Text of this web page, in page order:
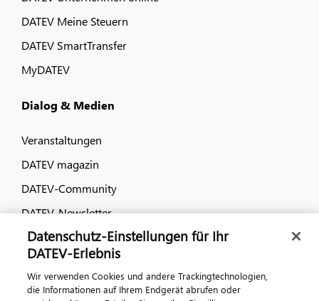
DATEV Meine Steuern
DATEV SmartTransfer
MyDATEV
Dialog & Medien
Veranstaltungen
DATEV magazin
DATEV-Community
DATEV-Newsletter
Kontaktieren Sie uns
Datenschutz-Einstellungen für Ihr
DATEV-Erlebnis
Wir verwenden Cookies und andere Trackingtechnologien,
die Informationen auf Ihrem Endgerät abrufen oder